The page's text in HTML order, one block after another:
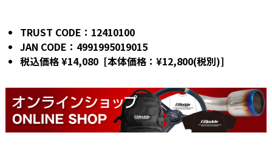
TRUST CODE：12410100
JAN CODE：4991995019015
税込価格 ¥14,080 [本体価格：¥12,800(税別)]